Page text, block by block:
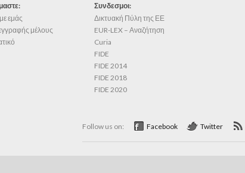
εμάς
μέλους
Συνδεσμοι:
Δικτυακή Πύλη της ΕΕ
EUR-LEX – Αναζήτηση
Curia
FIDE
FIDE 2014
FIDE 2018
FIDE 2020
Follow us on: Facebook Twitter